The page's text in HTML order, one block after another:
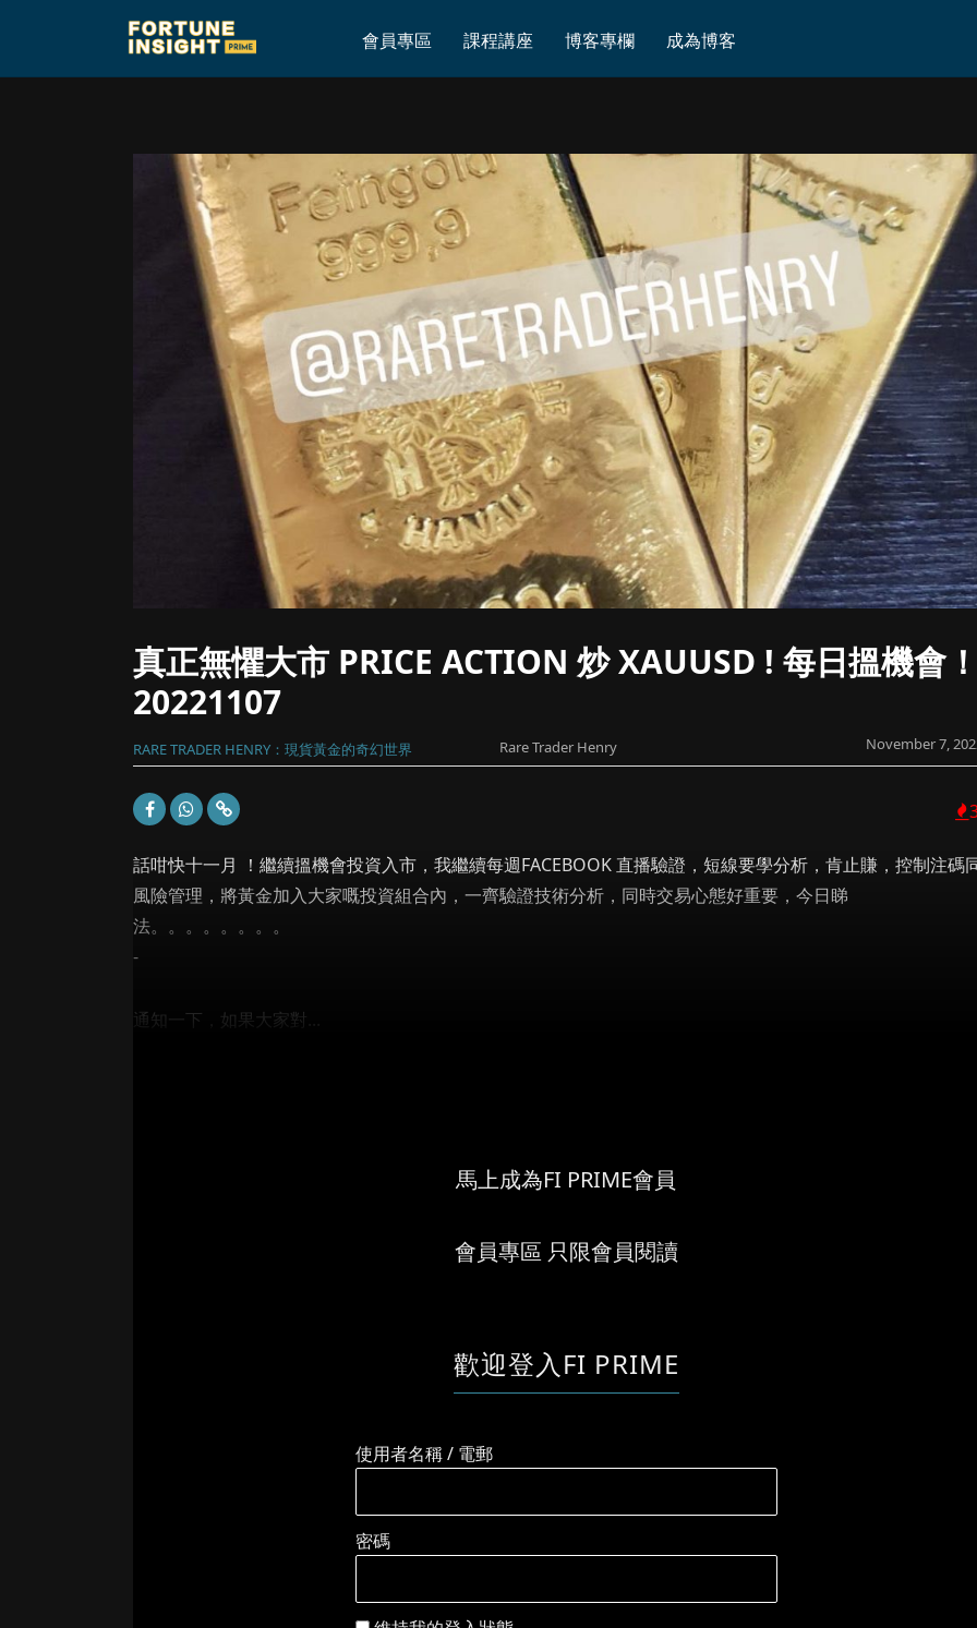
會員專區 課程講座 博客專欄 成為博客
真正無懼大市 PRICE ACTION 炒 XAUUSD ! 每日搵機會！ 20221107
真正無懼大市 PRICE ACTION 炒 XAUUSD ! 每日搵機會
20221107
RARE TRADER HENRY：現貨黃金的奇幻世界 Rare Trader Henry November 7,
話咁快十一月 ！繼續搵機會投資入市，我繼續每週FACEBOOK 直播驗證，短線要學分析，肯止賺，控制注碼
風險管理，將黃金加入大家嘅投資組合內，一齊驗證技術分析，同時交易心態好重要，今日睇
法。。。。。。。。
-
通知一下，如果大家對...
馬上成為FI PRIME會員
會員專區 只限會員閱讀
歡迎登入FI PRIME
使用者名稱 / 電郵
密碼